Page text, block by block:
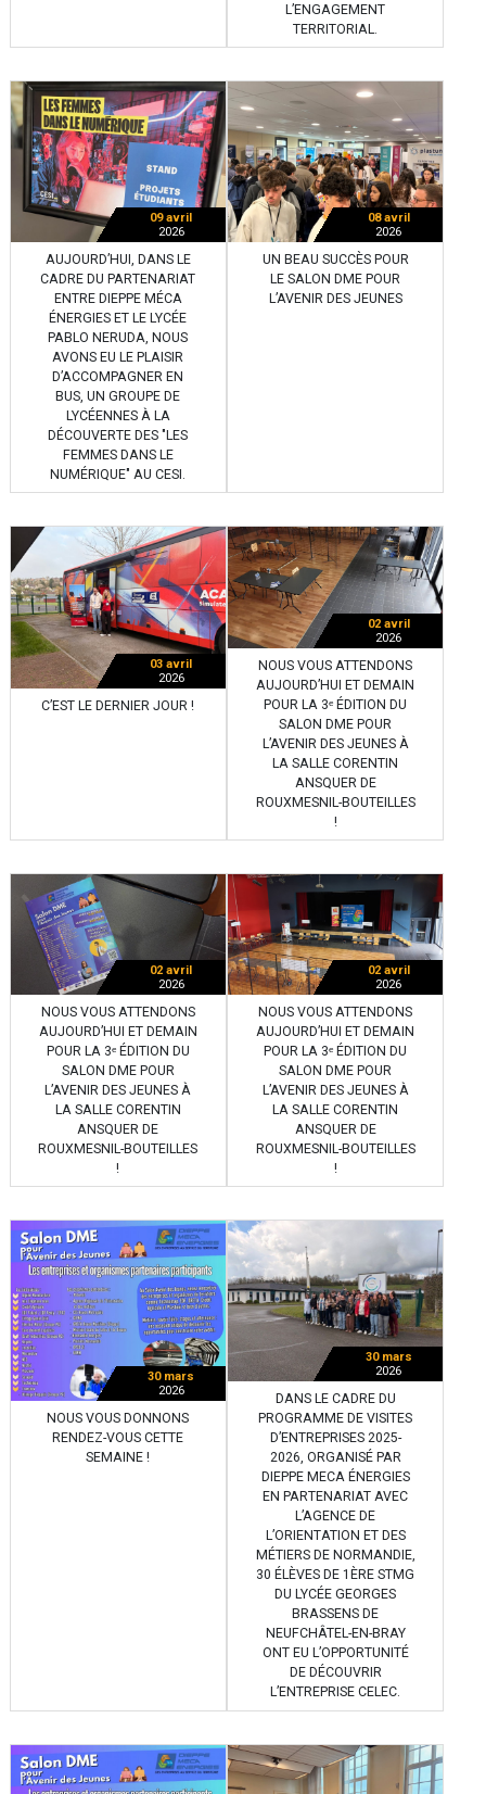
L’ENGAGEMENT
TERRITORIAL.
09 avril
2026
AUJOURD’HUI, DANS LE
CADRE DU PARTENARIAT
ENTRE DIEPPE MÉCA
ÉNERGIES ET LE LYCÉE
PABLO NERUDA, NOUS
AVONS EU LE PLAISIR
D’ACCOMPAGNER EN
BUS, UN GROUPE DE
LYCÉENNES À LA
DÉCOUVERTE DES "LES
FEMMES DANS LE
NUMÉRIQUE" AU CESI.
08 avril
2026
UN BEAU SUCCÈS POUR
LE SALON DME POUR
L’AVENIR DES JEUNES
03 avril
2026
C’EST LE DERNIER JOUR !
02 avril
2026
NOUS VOUS ATTENDONS
AUJOURD’HUI ET DEMAIN
POUR LA 3ᵉ ÉDITION DU
SALON DME POUR
L’AVENIR DES JEUNES À
LA SALLE CORENTIN
ANSQUER DE
ROUXMESNIL-BOUTEILLES
!
02 avril
2026
NOUS VOUS ATTENDONS
AUJOURD’HUI ET DEMAIN
POUR LA 3ᵉ ÉDITION DU
SALON DME POUR
L’AVENIR DES JEUNES À
LA SALLE CORENTIN
ANSQUER DE
ROUXMESNIL-BOUTEILLES
!
02 avril
2026
NOUS VOUS ATTENDONS
AUJOURD’HUI ET DEMAIN
POUR LA 3ᵉ ÉDITION DU
SALON DME POUR
L’AVENIR DES JEUNES À
LA SALLE CORENTIN
ANSQUER DE
ROUXMESNIL-BOUTEILLES
!
30 mars
2026
NOUS VOUS DONNONS
RENDEZ-VOUS CETTE
SEMAINE !
30 mars
2026
DANS LE CADRE DU
PROGRAMME DE VISITES
D’ENTREPRISES 2025-
2026, ORGANISÉ PAR
DIEPPE MECA ÉNERGIES
EN PARTENARIAT AVEC
L’AGENCE DE
L’ORIENTATION ET DES
MÉTIERS DE NORMANDIE,
30 ÉLÈVES DE 1ÈRE STMG
DU LYCÉE GEORGES
BRASSENS DE
NEUFCHÂTEL-EN-BRAY
ONT EU L’OPPORTUNITÉ
DE DÉCOUVRIR
L’ENTREPRISE CELEC.